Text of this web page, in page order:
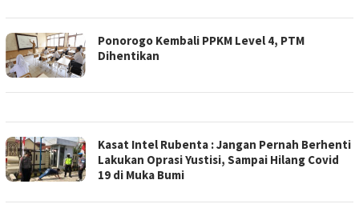
Ponorogo Kembali PPKM Level 4, PTM
Dihentikan
Kasat Intel Rubenta : Jangan Pernah Berhenti
Lakukan Oprasi Yustisi, Sampai Hilang Covid
19 di Muka Bumi